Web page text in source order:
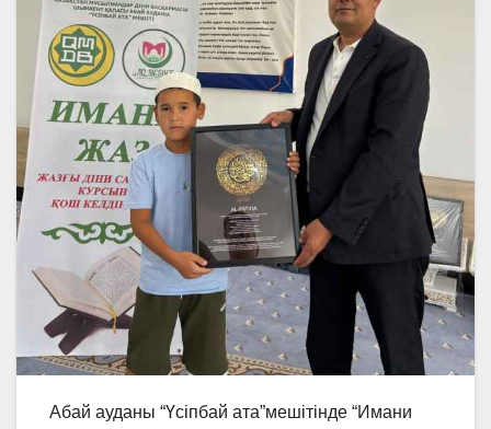
Абай ауданы “Үсіпбай ата”мешітінде “Имани